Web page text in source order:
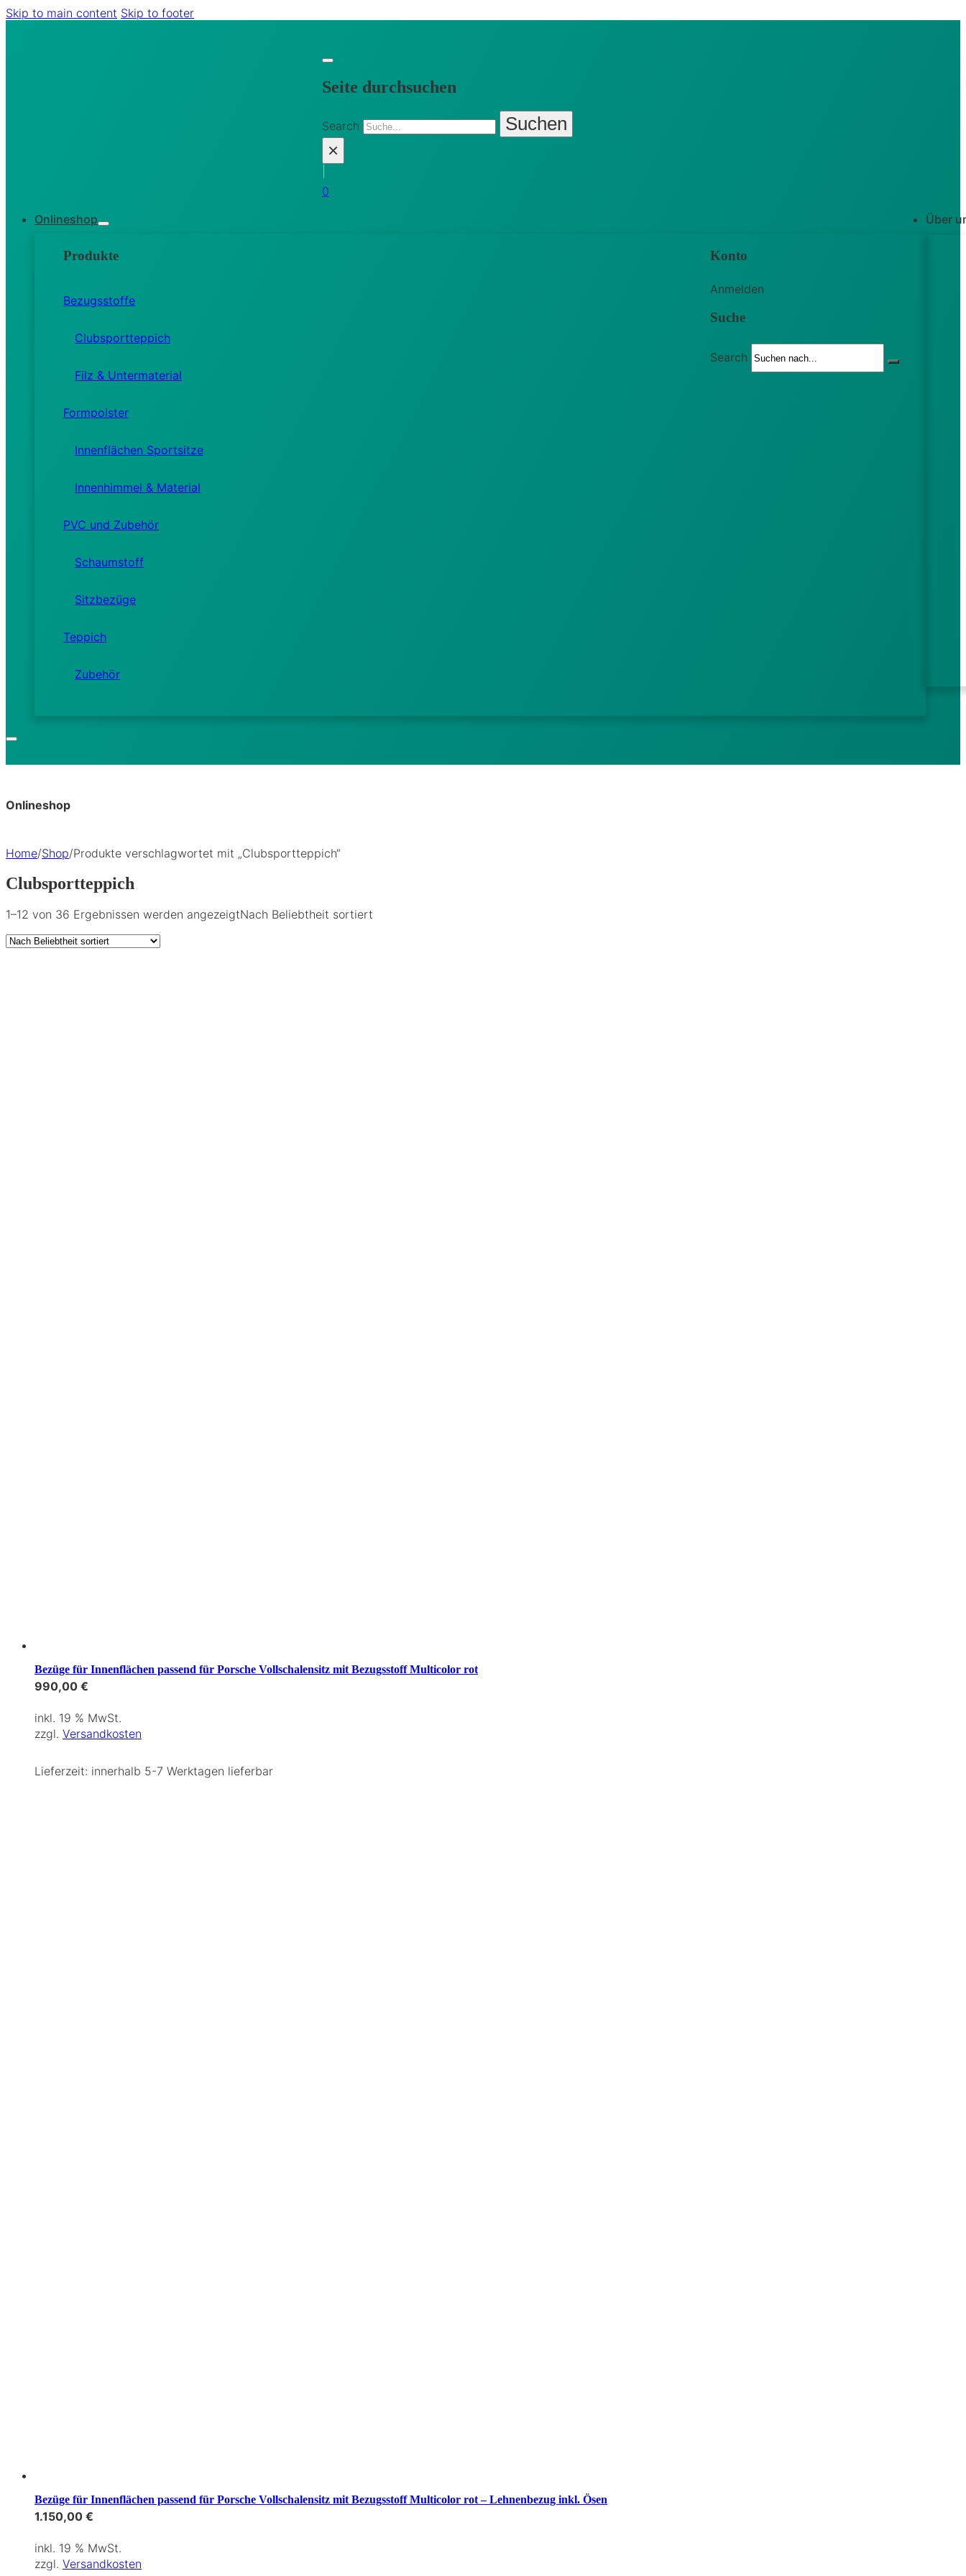
Skip to main content Skip to footer
Seite durchsuchen
Search
Suchen
×
0
Onlineshop
Produkte
Bezugsstoffe
Clubsportteppich
Filz & Untermaterial
Formpolster
Innenflächen Sportsitze
Innenhimmel & Material
PVC und Zubehör
Schaumstoff
Sitzbezüge
Teppich
Zubehör
Konto
Anmelden
Suche
Search
Über
Onlineshop
Home/Shop/Produkte verschlagwortet mit „Clubsportteppich“
Clubsportteppich
1–12 von 36 Ergebnissen werden angezeigtNach Beliebtheit sortiert
Bezüge für Innenflächen passend für Porsche Vollschalensitz mit Bezugsstoff Multicolor rot
990,00 €
inkl. 19 % MwSt.
zzgl. Versandkosten
Lieferzeit: innerhalb 5-7 Werktagen lieferbar
Bezüge für Innenflächen passend für Porsche Vollschalensitz mit Bezugsstoff Multicolor rot – Lehnenbezug inkl. Ösen
1.150,00 €
inkl. 19 % MwSt.
zzgl. Versandkosten